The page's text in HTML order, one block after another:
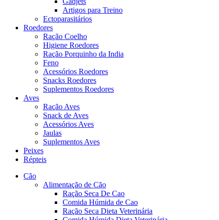
Artigos para Treino
Ectoparasitários
Roedores
Ração Coelho
Higiene Roedores
Ração Porquinho da India
Feno
Acessórios Roedores
Snacks Roedores
Suplementos Roedores
Aves
Ração Aves
Snack de Aves
Acessórios Aves
Jaulas
Suplementos Aves
Peixes
Répteis
Cão
Alimentação de Cão
Ração Seca De Cao
Comida Húmida de Cao
Ração Seca Dieta Veterinária